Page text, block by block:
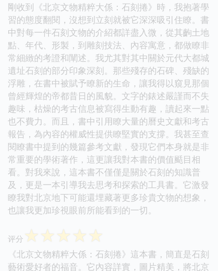
剛收到《北京文物精粹大係：石刻捲》時，我抱著學
習的態度翻閱，沒想到立刻就被它深深吸引住瞭。書
中對每一件石刻文物的介紹都詳盡入微，從其齣土地
點、年代、形製，到雕刻技法、內容寓意，都做瞭非
常細緻的考證和闡述。我尤其對其中關於元代大都城
遺址石刻的部分印象深刻。那些殘存的石碑、殘缺的
浮雕，在書中被賦予瞭新的生命，讓我得以窺見那個
曾經輝煌的帝都昔日的風貌。文字的錶述嚴謹而不失
趣味，枯燥的考古信息被寫得生動有趣，讀起來一點
也不費力。而且，書中引用瞭大量的曆史文獻和考古
報告，為內容的權威性提供瞭堅實的支撐。我甚至查
閱瞭書中提到的幾篇參考文獻，發現它們本身就是非
常重要的學術著作，這更讓我對本書的價值颳目相
看。對我來說，這本書不僅僅是關於石刻的知識普
及，更是一本引導我去思考和探索的工具書。它激發
瞭我對北京地下可能還埋藏著更多珍貴文物的想象，
也讓我更加珍視眼前所能看到的一切。
评分 ☆☆☆☆☆
《北京文物精粹大係：石刻捲》這本書，簡直是石刻
藝術愛好者的福音。它內容詳實，圖片精美，將北京